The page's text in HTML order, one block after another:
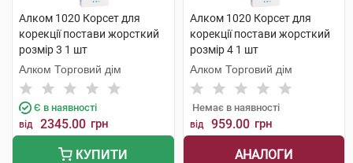
Алком 1020 Корсет для
корекції постави жорсткий
розмір 3 1 шт
Алком Торговий дім
Є в наявності
від 2345.00 грн
КУПИТИ
Алком 1020 Корсет для
корекції постави жорсткий
розмір 4 1 шт
Алком Торговий дім
Немає в наявності
від 959.00 грн
АНАЛОГИ